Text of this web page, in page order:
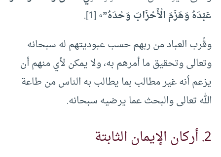
‌عَبْدَهُ وَهَزَمَ الْأَحْزَابَ وَحْدَهُ”» [1].
وقُرب العباد من ربهم حسب عبوديتهم له سبحانه
وتعالى وتحقيق ما أمرهم به، ولا يمكن لأي منهم أن
يزعم أنه غير مطالب بما يطالب به الناس من طاعة
الله تعالى والبحث عما يرضيه سبحانه.
2. أركان الإيمان الثابتة